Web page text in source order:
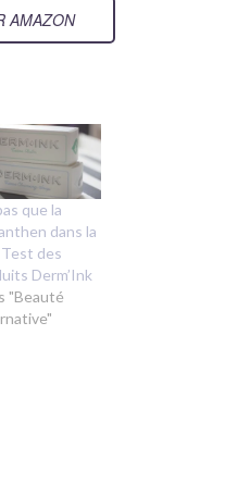
AMAZON
que la
dans la
des
Derm’Ink
"Beauté